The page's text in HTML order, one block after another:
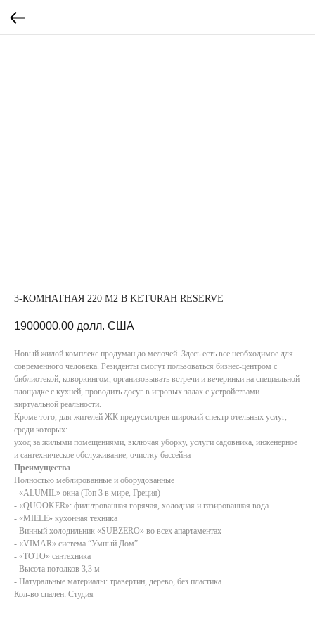
3-КОМНАТНАЯ 220 М2 В KETURAH RESERVE
1900000.00 долл. США
Новый жилой комплекс продуман до мелочей. Здесь есть все необходимое для
современного человека. Резиденты смогут пользоваться бизнес-центром с
библиотекой, коворкингом, организовывать встречи и вечеринки на специальной
площадке с кухней, проводить досуг в игровых залах с устройствами
виртуальной реальности.
Кроме того, для жителей ЖК предусмотрен широкий спектр отельных услуг,
среди которых:
уход за жилыми помещениями, включая уборку, услуги садовника, инженерное
и сантехническое обслуживание, очистку бассейна
Преимущества
Полностью меблированные и оборудованные
- «ALUMIL» окна (Топ 3 в мире, Греция)
- «QUOOKER»: фильтрованная горячая, холодная и газированная вода
- «MIELE» кухонная техника
- Винный холодильник «SUBZERO» во всех апартаментах
- «VIMAR» система “Умный Дом”
- «TOTO» сантехника
- Высота потолков 3,3 м
- Натуральные материалы: травертин, дерево, без пластика
Кол-во спален: Студия